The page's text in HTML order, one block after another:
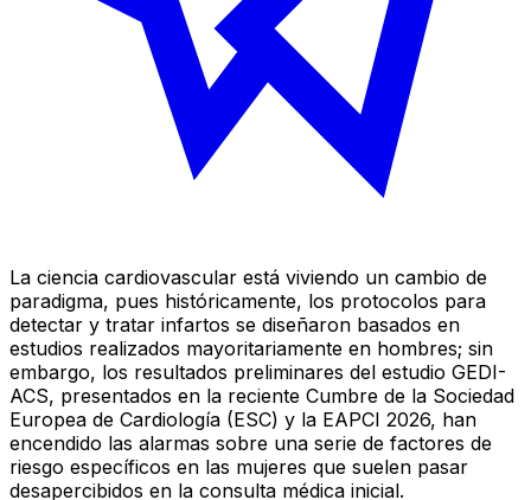
La ciencia cardiovascular está viviendo un cambio de
paradigma, pues históricamente, los protocolos para
detectar y tratar infartos se diseñaron basados en
estudios realizados mayoritariamente en hombres; sin
embargo, los resultados preliminares del estudio GEDI-
ACS, presentados en la reciente Cumbre de la Sociedad
Europea de Cardiología (ESC) y la EAPCI 2026, han
encendido las alarmas sobre una serie de factores de
riesgo específicos en las mujeres que suelen pasar
desapercibidos en la consulta médica inicial.